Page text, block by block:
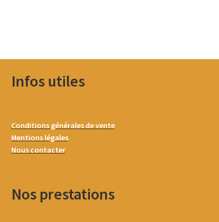
Infos utiles
Conditions générales de vente
Mentions légales
Nous contacter
Nos prestations